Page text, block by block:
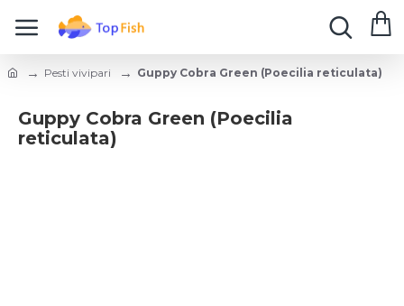
Pesti vivipari Guppy Cobra Green (Poecilia reticulata)
Guppy Cobra Green (Poecilia
reticulata)